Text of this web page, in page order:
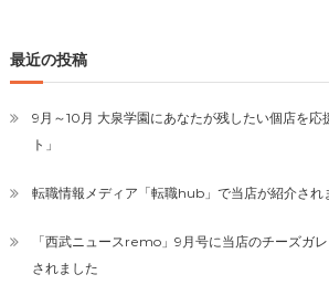
最近の投稿
9月～10月 大泉学園にあなたが残したい個店を応
ト」
転職情報メディア「転職hub」で当店が紹介され
「西武ニュースremo」9月号に当店のチーズガ
されました